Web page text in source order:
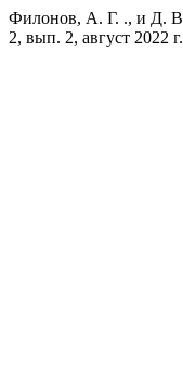
Филонов, А. Г. ., и Д.
2, вып. 2, август 2022